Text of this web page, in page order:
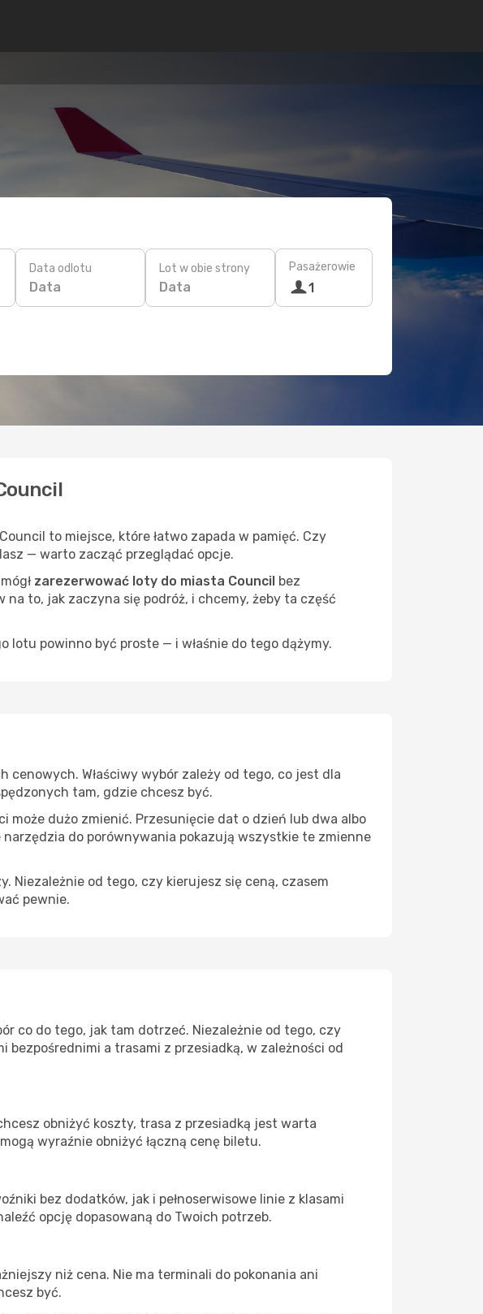
Data odlotu
Data
Lot w obie strony
Data
Pasażerowie
1
to miejsce, które łatwo zapada w pamięć. Czy
— warto zacząć przeglądać opcje.
zarezerwować loty do miasta Council bez
to, jak zaczyna się podróż, i chcemy, żeby ta część
lotu powinno być proste — i właśnie do tego dążymy.
cenowych. Właściwy wybór zależy od tego, co jest dla
tam, gdzie chcesz być.
dużo zmienić. Przesunięcie dat o dzień lub dwa albo
do porównywania pokazują wszystkie te zmienne
Niezależnie od tego, czy kierujesz się ceną, czasem
pewnie.
co do tego, jak tam dotrzeć. Niezależnie od tego, czy
bezpośrednimi a trasami z przesiadką, w zależności od
obniżyć koszty, trasa z przesiadką jest warta
wyraźnie obniżyć łączną cenę biletu.
bez dodatków, jak i pełnoserwisowe linie z klasami
opcję dopasowaną do Twoich potrzeb.
niż cena. Nie ma terminali do pokonania ani
być.